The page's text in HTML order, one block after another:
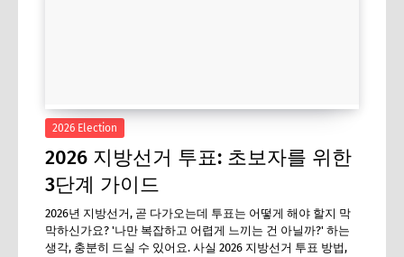
2026 Election
2026 지방선거 투표: 초보자를 위한
3단계 가이드
2026년 지방선거, 곧 다가오는데 투표는 어떻게 해야 할지 막
막하신가요? '나만 복잡하고 어렵게 느끼는 건 아닐까?' 하는
생각, 충분히 드실 수 있어요. 사실 2026 지방선거 투표 방법,